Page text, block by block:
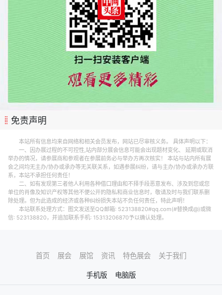
免责声明
本站所有信息均来自网络和相关会员发布，网站已尽审核义务。 具体声明以下：
一、因办展过程的不可控性,站内部分展会信息可能会出现题材变化、 延期或取消
举办的情况，请参展商和参观者在参展前务必与举办方再次核实！ 本站与站内所有展
会之间均无主办/协办或承办等无关联关系，如遇参展纠纷，请与主办/协办或承办方联
系，本站不承担任何责任！
二、如有发现第三者他人利用各种借口理由和不择手段恶意发布、涉及到您或您
单位的肖像及知识产权等其他不便公开的隐私和商业信息时，敬请及时与我们联系删
除处理。但为此造成的经济或各种纠纷损失本站不负任何责任，特此声明！
本站联系处理方式：图文发送至QQ邮箱: 523138820#qq.com(#替换成@)或微
信: 523138820，并追加联系手机: 15313206870予以确认处理。
首页 展会 展馆 资讯 特色展会 关于我们
手机版 电脑版